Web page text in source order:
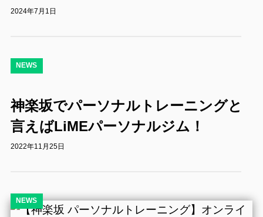
2024年7月1日
NEWS
神楽坂でパーソナルトレーニングと
言えばLiMEパーソナルジム！
2022年11月25日
NEWS